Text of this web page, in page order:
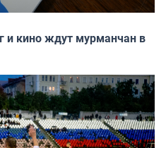
и кино ждут мурманчан в